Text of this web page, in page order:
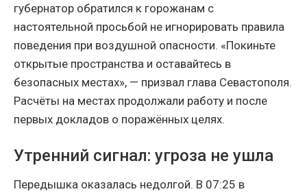
губернатор обратился к горожанам с
настоятельной просьбой не игнорировать правила
поведения при воздушной опасности. «Покиньте
открытые пространства и оставайтесь в
безопасных местах», — призвал глава Севастополя.
Расчёты на местах продолжали работу и после
первых докладов о поражённых целях.
Утренний сигнал: угроза не ушла
Передышка оказалась недолгой. В 07:25 в